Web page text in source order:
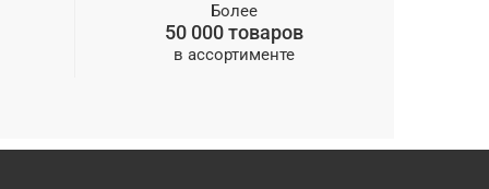
Более
50 000 товаров
в ассортименте